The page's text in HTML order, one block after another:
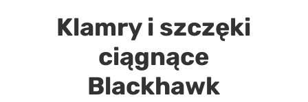
Klamry i szczęki
ciągnące
Blackhawk